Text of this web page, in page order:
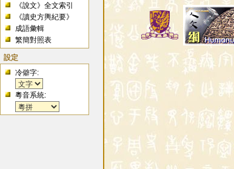
《說文》全文索引
《讀史方輿紀要》
成語彙輯
繁簡對照表
設定
冷僻字:
粵音系統: